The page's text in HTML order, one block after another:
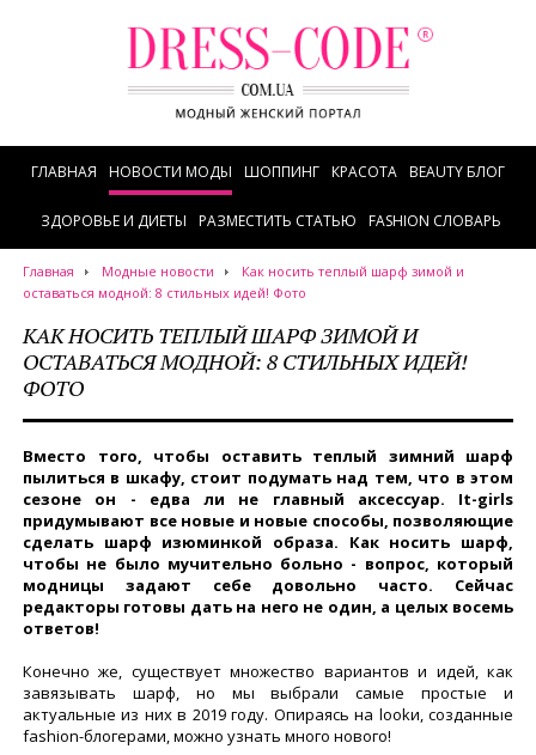
ГЛАВНАЯ НОВОСТИ МОДЫ ШОППИНГ КРАСОТА BEAUTY БЛОГ
ЗДОРОВЬЕ И ДИЕТЫ РАЗМЕСТИТЬ СТАТЬЮ FASHION СЛОВАРЬ
Главная Модные новости
Как носить теплый шарф зимой и
оставаться модной: 8 стильных идей! Фото
КАК НОСИТЬ ТЕПЛЫЙ ШАРФ ЗИМОЙ И
ОСТАВАТЬСЯ МОДНОЙ: 8 СТИЛЬНЫХ ИДЕЙ!
ФОТО
Вместо того, чтобы оставить теплый зимний шарф
пылиться в шкафу, стоит подумать над тем, что в этом
сезоне он - едва ли не главный аксессуар. It-girls
придумывают все новые и новые способы, позволяющие
сделать шарф изюминкой образа. Как носить шарф,
чтобы не было мучительно больно - вопрос, который
модницы задают себе довольно часто. Сейчас
редакторы готовы дать на него не один, а целых восемь
ответов!
Конечно же, существует множество вариантов и идей, как
завязывать шарф, но мы выбрали самые простые и
актуальные из них в 2019 году. Опираясь на lookи, созданные
fashion-блогерами, можно узнать много нового!